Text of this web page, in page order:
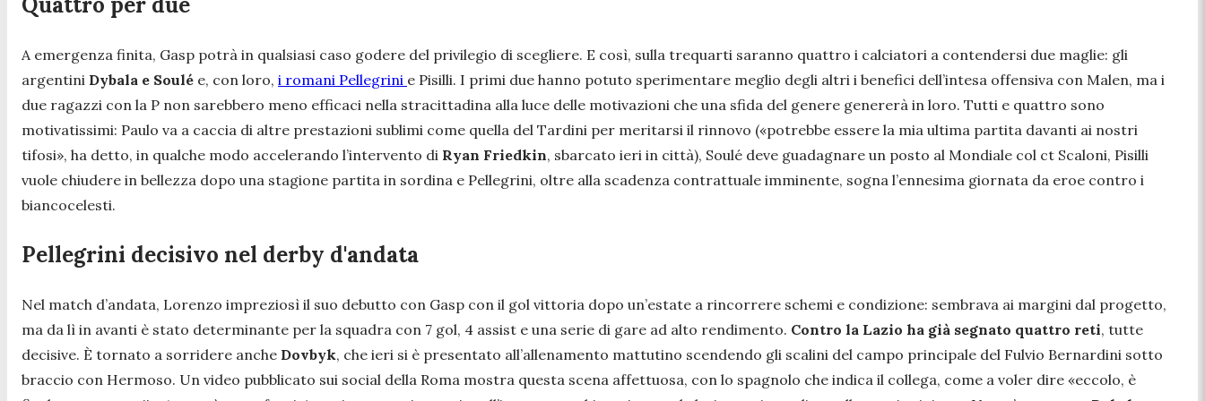
A emergenza finita, Gasp potrà in qualsiasi caso godere del privilegio di scegliere. E così, sulla trequarti saranno quattro i calciatori a contendersi due maglie: gli
argentini Dybala e Soulé e, con loro, i romani Pellegrini e Pisilli. I primi due hanno potuto sperimentare meglio degli altri i benefici dell’intesa offensiva con Malen, ma i
due ragazzi con la P non sarebbero meno efficaci nella stracittadina alla luce delle motivazioni che una sfida del genere genererà in loro. Tutti e quattro sono
motivatissimi: Paulo va a caccia di altre prestazioni sublimi come quella del Tardini per meritarsi il rinnovo («potrebbe essere la mia ultima partita davanti ai nostri
tifosi», ha detto, in qualche modo accelerando l’intervento di Ryan Friedkin, sbarcato ieri in città), Soulé deve guadagnare un posto al Mondiale col ct Scaloni, Pisilli
vuole chiudere in bellezza dopo una stagione partita in sordina e Pellegrini, oltre alla scadenza contrattuale imminente, sogna l’ennesima giornata da eroe contro i
biancocelesti.
Pellegrini decisivo nel derby d'andata
Nel match d’andata, Lorenzo impreziosì il suo debutto con Gasp con il gol vittoria dopo un’estate a rincorrere schemi e condizione: sembrava ai margini dal progetto,
ma da lì in avanti è stato determinante per la squadra con 7 gol, 4 assist e una serie di gare ad alto rendimento. Contro la Lazio ha già segnato quattro reti, tutte
decisive. È tornato a sorridere anche Dovbyk, che ieri si è presentato all’allenamento mattutino scendendo gli scalini del campo principale del Fulvio Bernardini sotto
braccio con Hermoso. Un video pubblicato sui social della Roma mostra questa scena affettuosa, con lo spagnolo che indica il collega, come a voler dire «eccolo, è